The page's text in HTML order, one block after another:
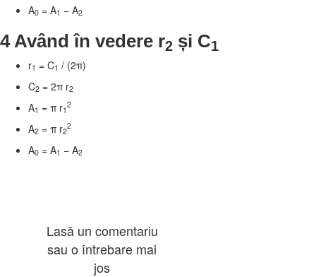
A0 = A1 − A2
4 Având în vedere r2 și C1
r1 = C1 / (2π)
C2 = 2π r2
A1 = π r1
2
A2 = π r2
2
A0 = A1 − A2
Lasă un comentariu
sau o întrebare mai
jos